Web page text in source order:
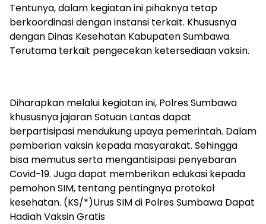
Tentunya, dalam kegiatan ini pihaknya tetap
berkoordinasi dengan instansi terkait. Khususnya
dengan Dinas Kesehatan Kabupaten Sumbawa.
Terutama terkait pengecekan ketersediaan vaksin.
Diharapkan melalui kegiatan ini, Polres Sumbawa
khususnya jajaran Satuan Lantas dapat
berpartisipasi mendukung upaya pemerintah. Dalam
pemberian vaksin kepada masyarakat. Sehingga
bisa memutus serta mengantisipasi penyebaran
Covid-19. Juga dapat memberikan edukasi kepada
pemohon SIM, tentang pentingnya protokol
kesehatan. (KS/*)Urus SIM di Polres Sumbawa Dapat
Hadiah Vaksin Gratis